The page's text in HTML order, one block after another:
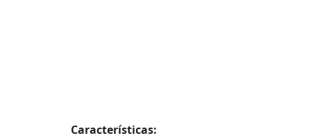
Características: